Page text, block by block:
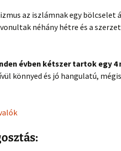
az iszlámnak egy bölcselet
néhány hétre és a
évben kétszer tartok egy
könnyed és jó hangulatú,